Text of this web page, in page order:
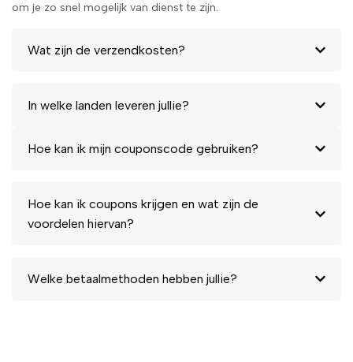
om je zo snel mogelijk van dienst te zijn.
Wat zijn de verzendkosten?
In welke landen leveren jullie?
Hoe kan ik mijn couponscode gebruiken?
Hoe kan ik coupons krijgen en wat zijn de
voordelen hiervan?
Welke betaalmethoden hebben jullie?